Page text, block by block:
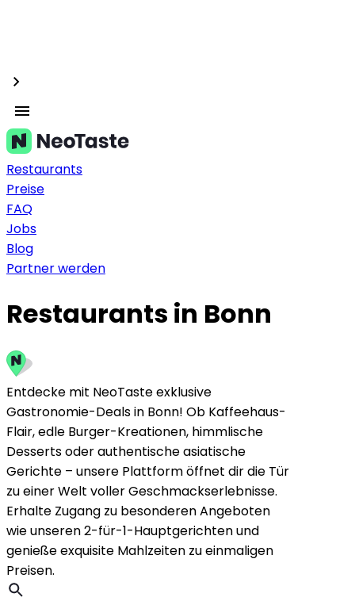
Restaurants
Preise
FAQ
Jobs
Blog
Partner werden
Restaurants in Bonn
Entdecke mit NeoTaste exklusive
Gastronomie-Deals in Bonn! Ob Kaffeehaus-
Flair, edle Burger-Kreationen, himmlische
Desserts oder authentische asiatische
Gerichte – unsere Plattform öffnet dir die Tür
zu einer Welt voller Geschmackserlebnisse.
Erhalte Zugang zu besonderen Angeboten
wie unseren 2-für-1-Hauptgerichten und
genieße exquisite Mahlzeiten zu einmaligen
Preisen.